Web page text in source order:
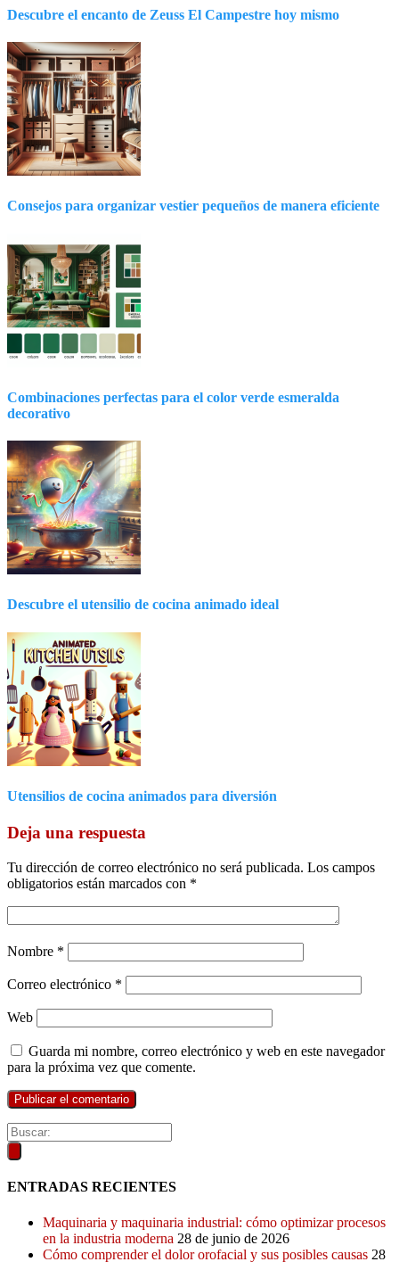
Descubre el encanto de Zeuss El Campestre hoy mismo
Consejos para organizar vestier pequeños de manera eficiente
Combinaciones perfectas para el color verde esmeralda
decorativo
Descubre el utensilio de cocina animado ideal
Utensilios de cocina animados para diversión
Deja una respuesta
Tu dirección de correo electrónico no será publicada. Los campos
obligatorios están marcados con *
Nombre *
Correo electrónico *
Web
Guarda mi nombre, correo electrónico y web en este navegador
para la próxima vez que comente.
ENTRADAS RECIENTES
Maquinaria y maquinaria industrial: cómo optimizar procesos
en la industria moderna 28 de junio de 2026
Cómo comprender el dolor orofacial y sus posibles causas 28